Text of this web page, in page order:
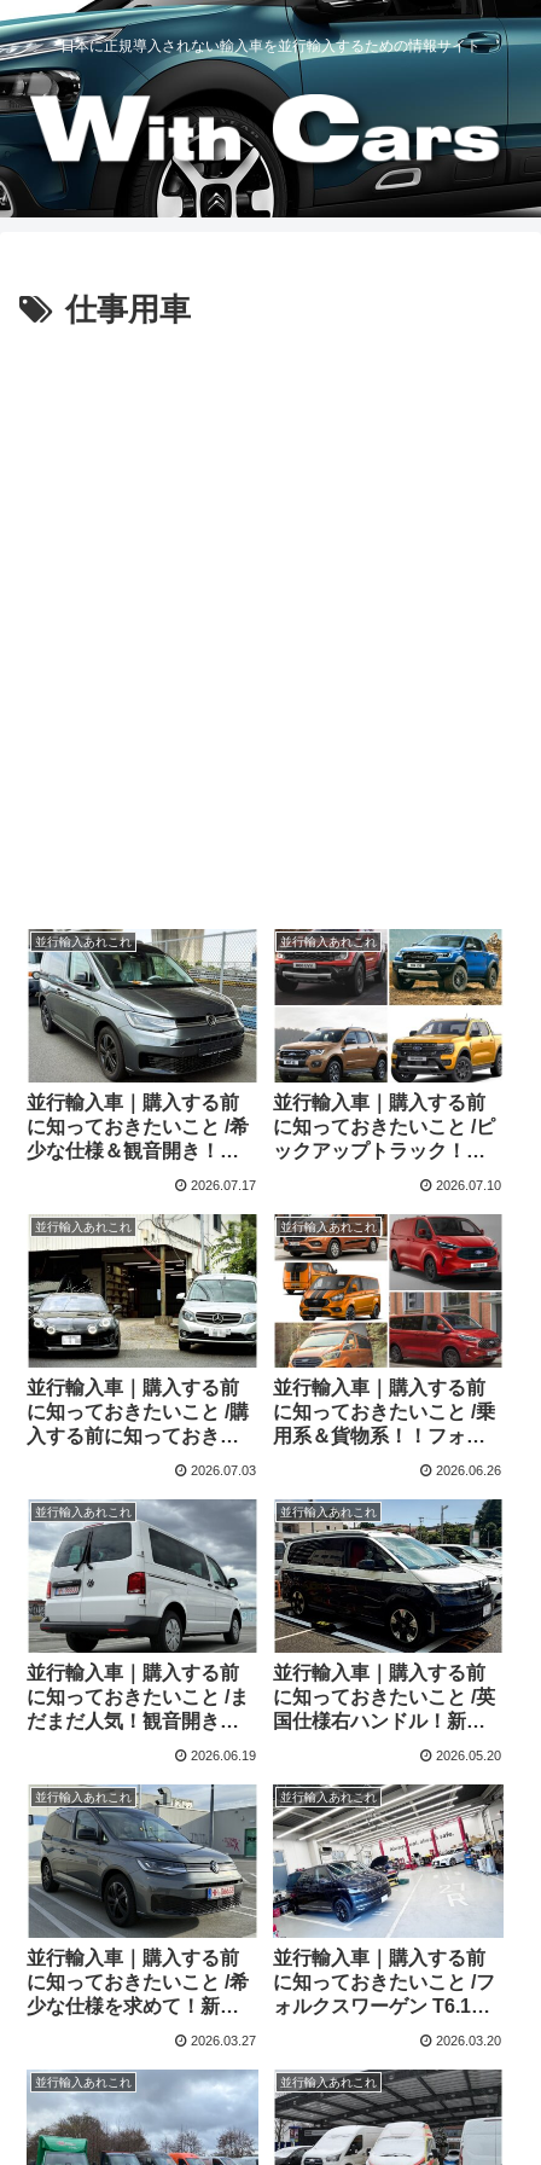
日本に正規導入されない輸入車を並行輸入するための情報サイト
仕事用車
並行輸入あれこれ
並行輸入車｜購入する前
に知っておきたいこと /希
少な仕様＆観音開き！フ
ォルクスワーゲン キャデ
2026.07.17
並行輸入あれこれ
並行輸入車｜購入する前
に知っておきたいこと /ピ
ックアップトラック！！
フォード レンジャー＆レ
ズのまとめ！
2026.07.10
並行輸入あれこれ
並行輸入車｜購入する前
に知っておきたいこと /購
入する前に知っておきた
いこと /ご依頼の多いパー
純正部品やカスタム・チ
ューニングパーツも何と
かなる！②
2026.07.03
並行輸入あれこれ
並行輸入車｜購入する前
に知っておきたいこと /乗
用系＆貨物系！！フォー
ド トルネオカスタム＆ト
ーズのまとめ！
2026.06.26
並行輸入あれこれ
並行輸入車｜購入する前
に知っておきたいこと /ま
だまだ人気！観音開き！
フォルクスワーゲン T6.1
港！！
2026.06.19
並行輸入あれこれ
並行輸入車｜購入する前
に知っておきたいこと /英
国仕様右ハンドル！新型
フォルクスワーゲン T7カ
さまへご納車させていた
だきました！
2026.05.20
並行輸入あれこれ
並行輸入車｜購入する前
に知っておきたいこと /希
少な仕様を求めて！新型
フォルクスワーゲン キャ
ースト)から現地納車され
ました！
2026.03.27
並行輸入あれこれ
並行輸入車｜購入する前
に知っておきたいこと /フ
ォルクスワーゲン T6.1カ
ラベル！ダウンスプリン
イヤ交換！
2026.03.20
並行輸入あれこれ 並行輸入あれこれ